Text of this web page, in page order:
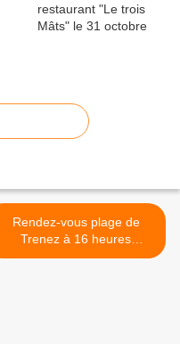
Rendez-vous plage de
Trenez à 16 heures
aujourd'hui >